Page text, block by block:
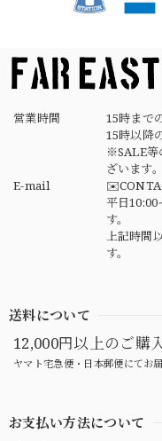
営業時間
15時まで
15時以降
※SALE等
ざいます
E-mail
平日
す。
上記時間
す。
送料について
12,000円以上のご購
ヤマト宅急便・日本郵便にてお届
お支払い方法について